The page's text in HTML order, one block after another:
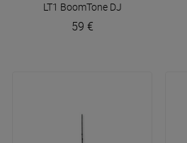
LT1 BoomTone DJ
59 €